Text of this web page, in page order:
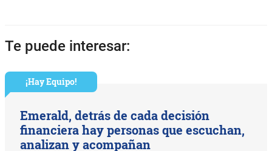
Te puede interesar:
¡Hay Equipo!
Emerald, detrás de cada decisión
financiera hay personas que escuchan,
analizan y acompañan